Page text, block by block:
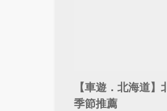
【車遊．北海道
季節推薦